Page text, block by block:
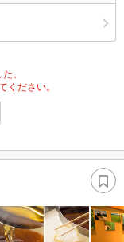
。
ださい。